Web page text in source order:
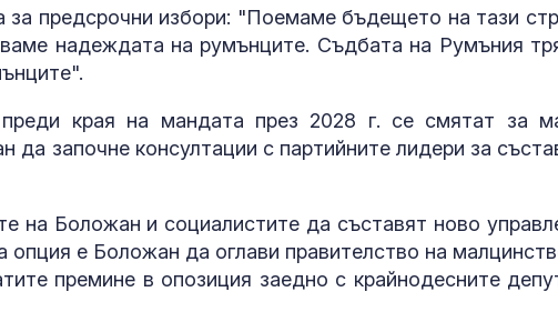
предсрочни избори: "Поемаме бъдещето на тази
надеждата на румънците. Съдбата на Румъния
края на мандата през 2028 г. се смятат за
да започне консултации с партийните лидери за
на Боложан и социалистите да съставят ново
опция е Боложан да оглави правителство на
премине в опозиция заедно с крайнодесните